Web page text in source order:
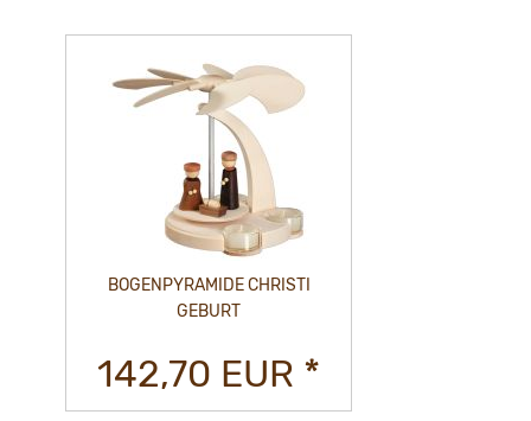
BOGENPYRAMIDE CHRISTI
GEBURT
142,70 EUR *